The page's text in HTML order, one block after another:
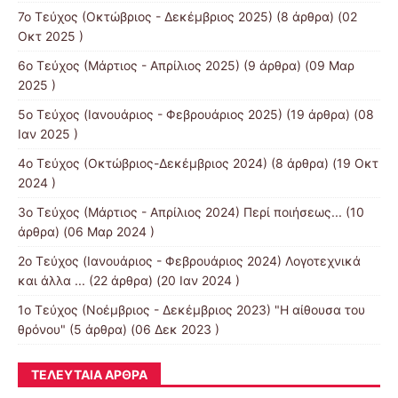
7ο Τεύχος (Οκτώβριος - Δεκέμβριος 2025) (8 άρθρα) (02
Οκτ 2025 )
6ο Τεύχος (Μάρτιος - Απρίλιος 2025) (9 άρθρα) (09 Μαρ
2025 )
5ο Τεύχος (Ιανουάριος - Φεβρουάριος 2025) (19 άρθρα) (08
Ιαν 2025 )
4ο Τεύχος (Οκτώβριος-Δεκέμβριος 2024) (8 άρθρα) (19 Οκτ
2024 )
3ο Τεύχος (Μάρτιος - Απρίλιος 2024) Περί ποιήσεως... (10
άρθρα) (06 Μαρ 2024 )
2ο Τεύχος (Ιανουάριος - Φεβρουάριος 2024) Λογοτεχνικά
και άλλα ... (22 άρθρα) (20 Ιαν 2024 )
1ο Τεύχος (Νοέμβριος - Δεκέμβριος 2023) "Η αίθουσα του
θρόνου" (5 άρθρα) (06 Δεκ 2023 )
ΤΕΛΕΥΤΑΊΑ ΆΡΘΡΑ